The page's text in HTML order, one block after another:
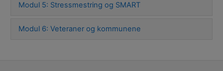
Modul 5: Stressmestring og SMART
Modul 6: Veteraner og kommunene